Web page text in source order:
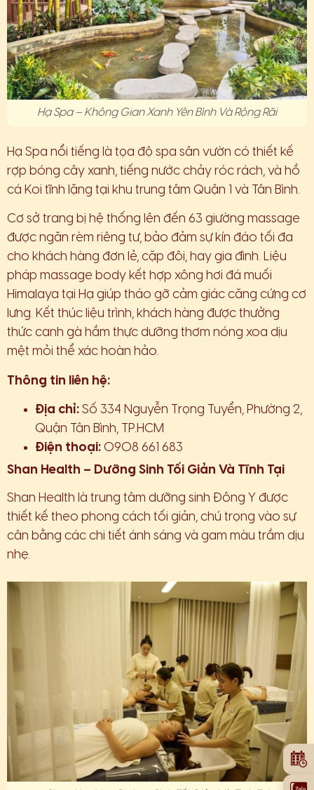
Hạ Spa – Không Gian Xanh Yên Bình Và Rộng Rãi
Hạ Spa nổi tiếng là tọa độ spa sân vườn có thiết kế
rợp bóng cây xanh, tiếng nước chảy róc rách, và hồ
cá Koi tĩnh lặng tại khu trung tâm Quận 1 và Tân Bình.
Cơ sở trang bị hệ thống lên đến 63 giường massage
được ngăn rèm riêng tư, bảo đảm sự kín đáo tối đa
cho khách hàng đơn lẻ, cặp đôi, hay gia đình. Liệu
pháp massage body kết hợp xông hơi đá muối
Himalaya tại Hạ giúp tháo gỡ cảm giác căng cứng cơ
lưng. Kết thúc liệu trình, khách hàng được thưởng
thức canh gà hầm thực dưỡng thơm nóng xoa dịu
mệt mỏi thể xác hoàn hảo.
Thông tin liên hệ:
Địa chỉ: Số 334 Nguyễn Trọng Tuyển, Phường 2,
Quận Tân Bình, TP.HCM
Điện thoại: 0908 661 683
Shan Health – Dưỡng Sinh Tối Giản Và Tĩnh Tại
Shan Health là trung tâm dưỡng sinh Đông Y được
thiết kế theo phong cách tối giản, chú trọng vào sự
cân bằng các chi tiết ánh sáng và gam màu trầm dịu
nhẹ.